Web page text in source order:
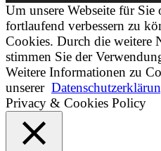
Um unsere Webseite für
fortlaufend verbessern zu
Cookies. Durch die weitere
stimmen Sie der
Weitere Informationen zu
unserer
Privacy & Cookies Policy